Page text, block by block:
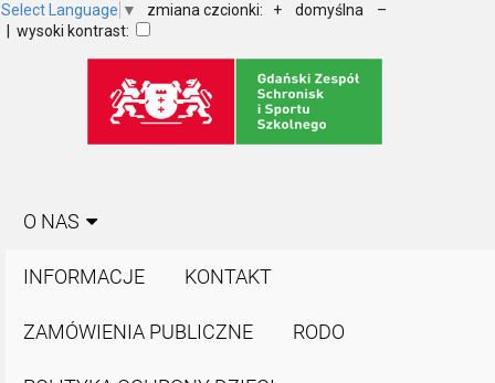
Select Language ▼ zmiana czcionki: + domyślna
–
| wysoki kontrast:
O NAS
INFORMACJE KONTAKT
ZAMÓWIENIA PUBLICZNE RODO